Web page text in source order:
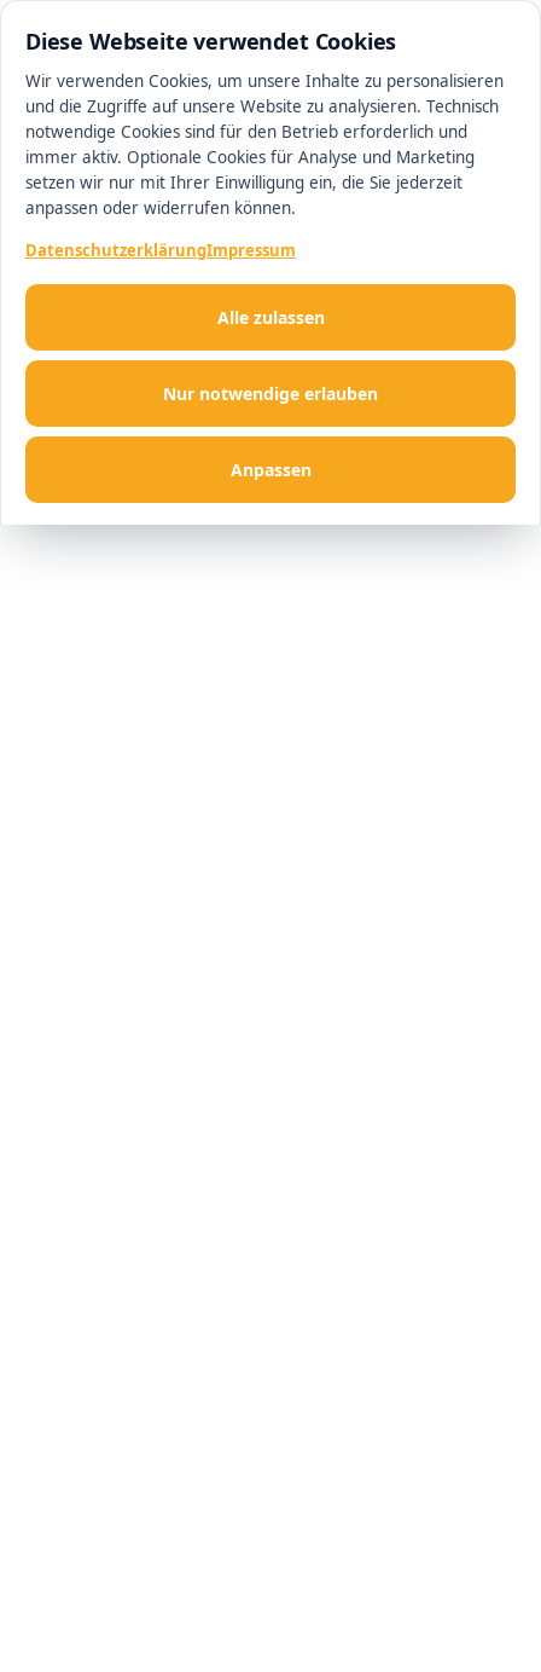
Diese Webseite verwendet Cookies
Wir verwenden Cookies, um unsere Inhalte zu personalisieren
und die Zugriffe auf unsere Website zu analysieren. Technisch
notwendige Cookies sind für den Betrieb erforderlich und
immer aktiv. Optionale Cookies für Analyse und Marketing
setzen wir nur mit Ihrer Einwilligung ein, die Sie jederzeit
anpassen oder widerrufen können.
DatenschutzerklärungImpressum
Nur notwendige erlauben
Anpassen
Alle zulassen